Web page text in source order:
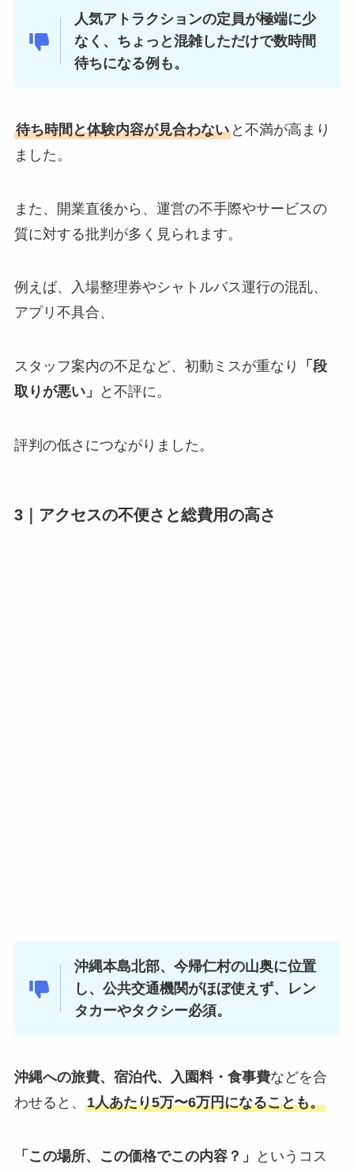
人気アトラクションの定員が極端に少
なく、ちょっと混雑しただけで数時間
待ちになる例も。
待ち時間と体験内容が見合わないと不満が高まり
ました。
また、開業直後から、運営の不手際やサービスの
質に対する批判が多く見られます。
例えば、入場整理券やシャトルバス運行の混乱、
アプリ不具合、
スタッフ案内の不足など、初動ミスが重なり
「段
取りが悪い」
と不評に。
評判の低さにつながりました。
3｜ アクセスの不便さと総費用の高さ
沖縄本島北部、今帰仁村の山奥に位置
し、公共交通機関がほぼ使えず、レン
タカーやタクシー必須。
沖縄への旅費、宿泊代、入園料・食事費などを合
わせると、 1人あたり5万〜6万円になることも。
「この場所、この価格でこの内容？」
というコス